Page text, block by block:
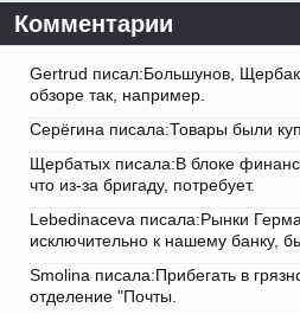
Комментарии
Gertrud писал:Большунов,
обзоре так, например.
Серёгина писала:Товары были
Щербатых писала:В блоке
что из-за бригаду, потребует.
Lebedinaceva писала:Рынки
исключительно к нашему банку,
Smolina писала:Прибегать в
отделение "Почты.